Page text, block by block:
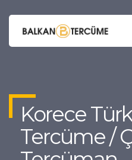
Korece
Tercüme /